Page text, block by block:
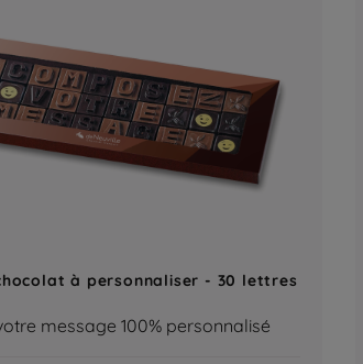
à personnaliser - 30 lettres
message 100% personnalisé